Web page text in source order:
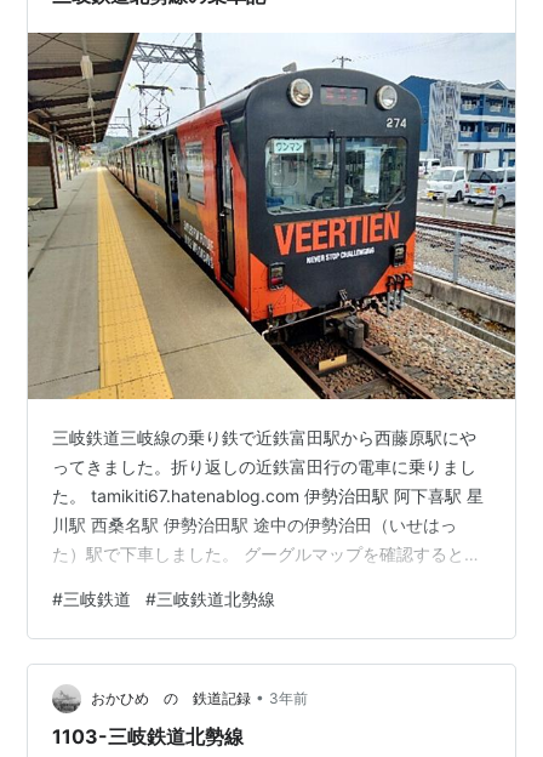
三岐鉄道三岐線の乗り鉄で近鉄富田駅から西藤原駅にや
ってきました。折り返しの近鉄富田行の電車に乗りまし
た。 tamikiti67.hatenablog.com 伊勢治田駅 阿下喜駅 星
川駅 西桑名駅 伊勢治田駅 途中の伊勢治田（いせはっ
た）駅で下車しました。 グーグルマップを確認すると、
最も近い駅です。徒歩20分ほどの距離です。 今にも雨が
降り出しそうなお天気でしたが、雨が降ってこないよう
にと祈りながら歩き始めました。あいにく傘は持ってき
ていません。 藤原岳です。 しばらくすると景色が開けま
した。 河岸段丘上に太平洋セメントの藤原工場が見えま
#三岐鉄道 #三岐鉄道北勢線
おかひめ の 鉄道記録 • 3年前
1103-三岐鉄道北勢線